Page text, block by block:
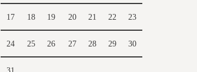
17 18 19 20 21 22 23
24 25 26 27 28 29 30